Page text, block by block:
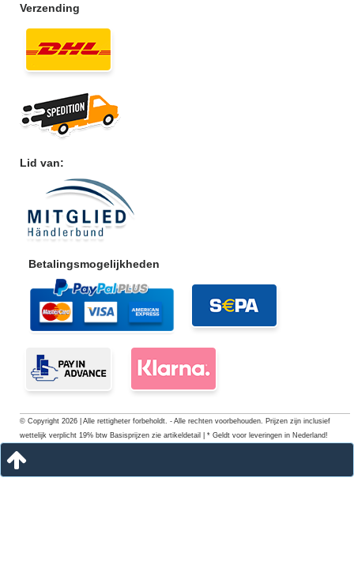
Verzending
Lid van:
Betalingsmogelijkheden
© Copyright 2026 | Alle rettigheter forbeholdt. - Alle rechten voorbehouden. Prijzen zijn inclusief
wettelijk verplicht 19% btw Basisprijzen zie artikeldetail | * Geldt voor leveringen in Nederland!